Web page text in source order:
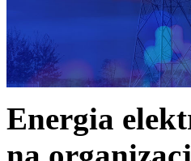
Energia